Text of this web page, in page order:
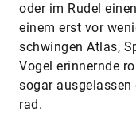
oder im Rudel
einem erst vor
schwingen Atlas,
Vogel erinnernde
sogar ausgelassen
rad.